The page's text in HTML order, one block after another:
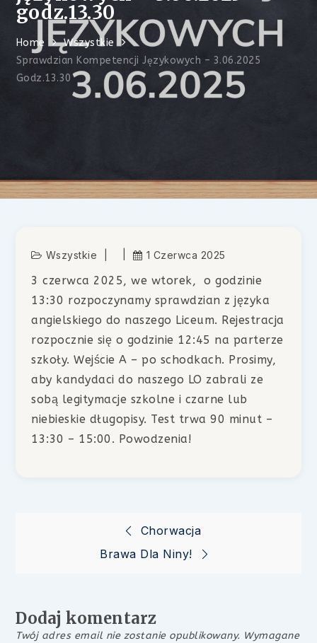
godz.13.30
Home
Wszystkie
Sprawdzian Kompetencji Językowych – 3.06.2025
Godz.13.30
Wszystkie 1 Czerwca 2025
3 czerwca 2025, we wtorek, o godzinie
13:30 rozpoczynamy sprawdzian z języka
angielskiego do naszego Liceum. Rejestracja
rozpocznie się o godzinie 12:45 na parterze
szkoły. Wejście A – po schodkach. Prosimy,
aby kandydaci do naszego LO zabrali ze
sobą legitymacje szkolne i czarne lub
niebieskie długopisy. Test trwa 90 minut –
13:30 – 15:00. Powodzenia!
NawigacjaChorwacja
Brawa Dla Niny!
Dodaj komentarz
Twój adres email nie zostanie opublikowany. Wymagane